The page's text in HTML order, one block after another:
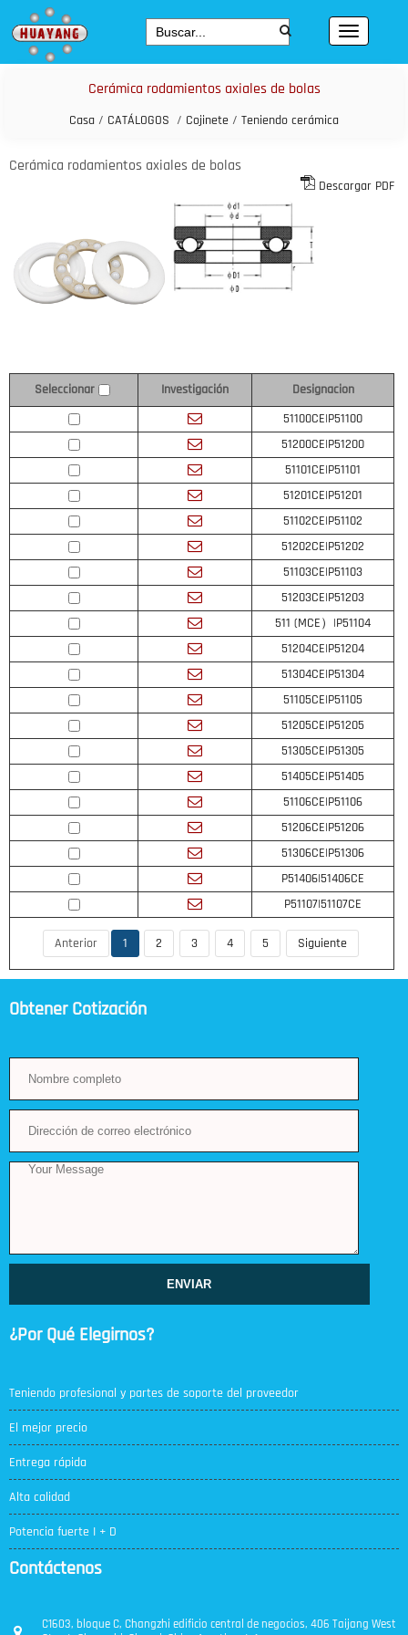
Cerámica rodamientos axiales de bolas
Casa / CATÁLOGOS / Cojinete / Teniendo cerámica
Cerámica rodamientos axiales de bolas
Descargar PDF
Seleccionar Investigación
Designacion
51100CE|P51100
51200CE|P51200
51101CE|P51101
51201CE|P51201
51102CE|P51102
51202CE|P51202
51103CE|P51103
51203CE|P51203
511 (MCE）|P51104
51204CE|P51204
51304CE|P51304
51105CE|P51105
51205CE|P51205
51305CE|P51305
51405CE|P51405
51106CE|P51106
51206CE|P51206
51306CE|P51306
P51406|51406CE
P51107|51107CE
Anterior 1 2 3 4 5 Siguiente
Obtener Cotización
ENVIAR
¿Por Qué Elegirnos?
Teniendo profesional y partes de soporte del proveedor
El mejor precio
Entrega rápida
Alta calidad
Potencia fuerte I + D
Contáctenos
C1603, bloque C, Changzhi edificio central de negocios, 406 Taijang West